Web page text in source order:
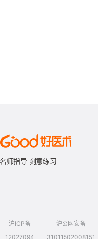
名师指导 刻意练习
沪ICP备
12027094
沪公网安备
31011502008151